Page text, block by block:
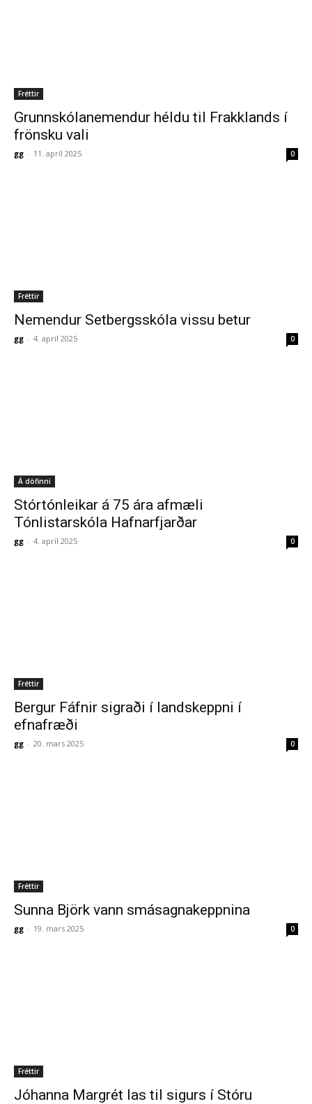
Fréttir
Grunnskólanemendur héldu til Frakklands í
frönsku vali
gg - 11. apríl 2025 0
Fréttir
Nemendur Setbergsskóla vissu betur
gg - 4. apríl 2025 0
Á döfinni
Stórtónleikar á 75 ára afmæli
Tónlistarskóla Hafnarfjarðar
gg - 4. apríl 2025 0
Fréttir
Bergur Fáfnir sigraði í landskeppni í
efnafræði
gg - 20. mars 2025 0
Fréttir
Sunna Björk vann smásagnakeppnina
gg - 19. mars 2025 0
Fréttir
Jóhanna Margrét las til sigurs í Stóru